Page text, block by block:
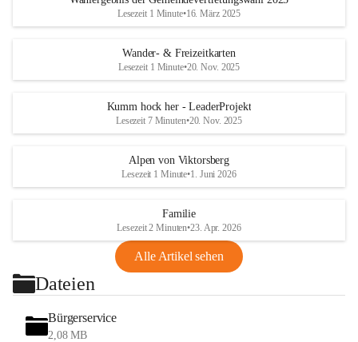
Lesezeit 1 Minute•16. März 2025
Wander- & Freizeitkarten
Lesezeit 1 Minute•20. Nov. 2025
Kumm hock her - LeaderProjekt
Lesezeit 7 Minuten•20. Nov. 2025
Alpen von Viktorsberg
Lesezeit 1 Minute•1. Juni 2026
Familie
Lesezeit 2 Minuten•23. Apr. 2026
Alle Artikel sehen
Dateien
Bürgerservice
2,08 MB